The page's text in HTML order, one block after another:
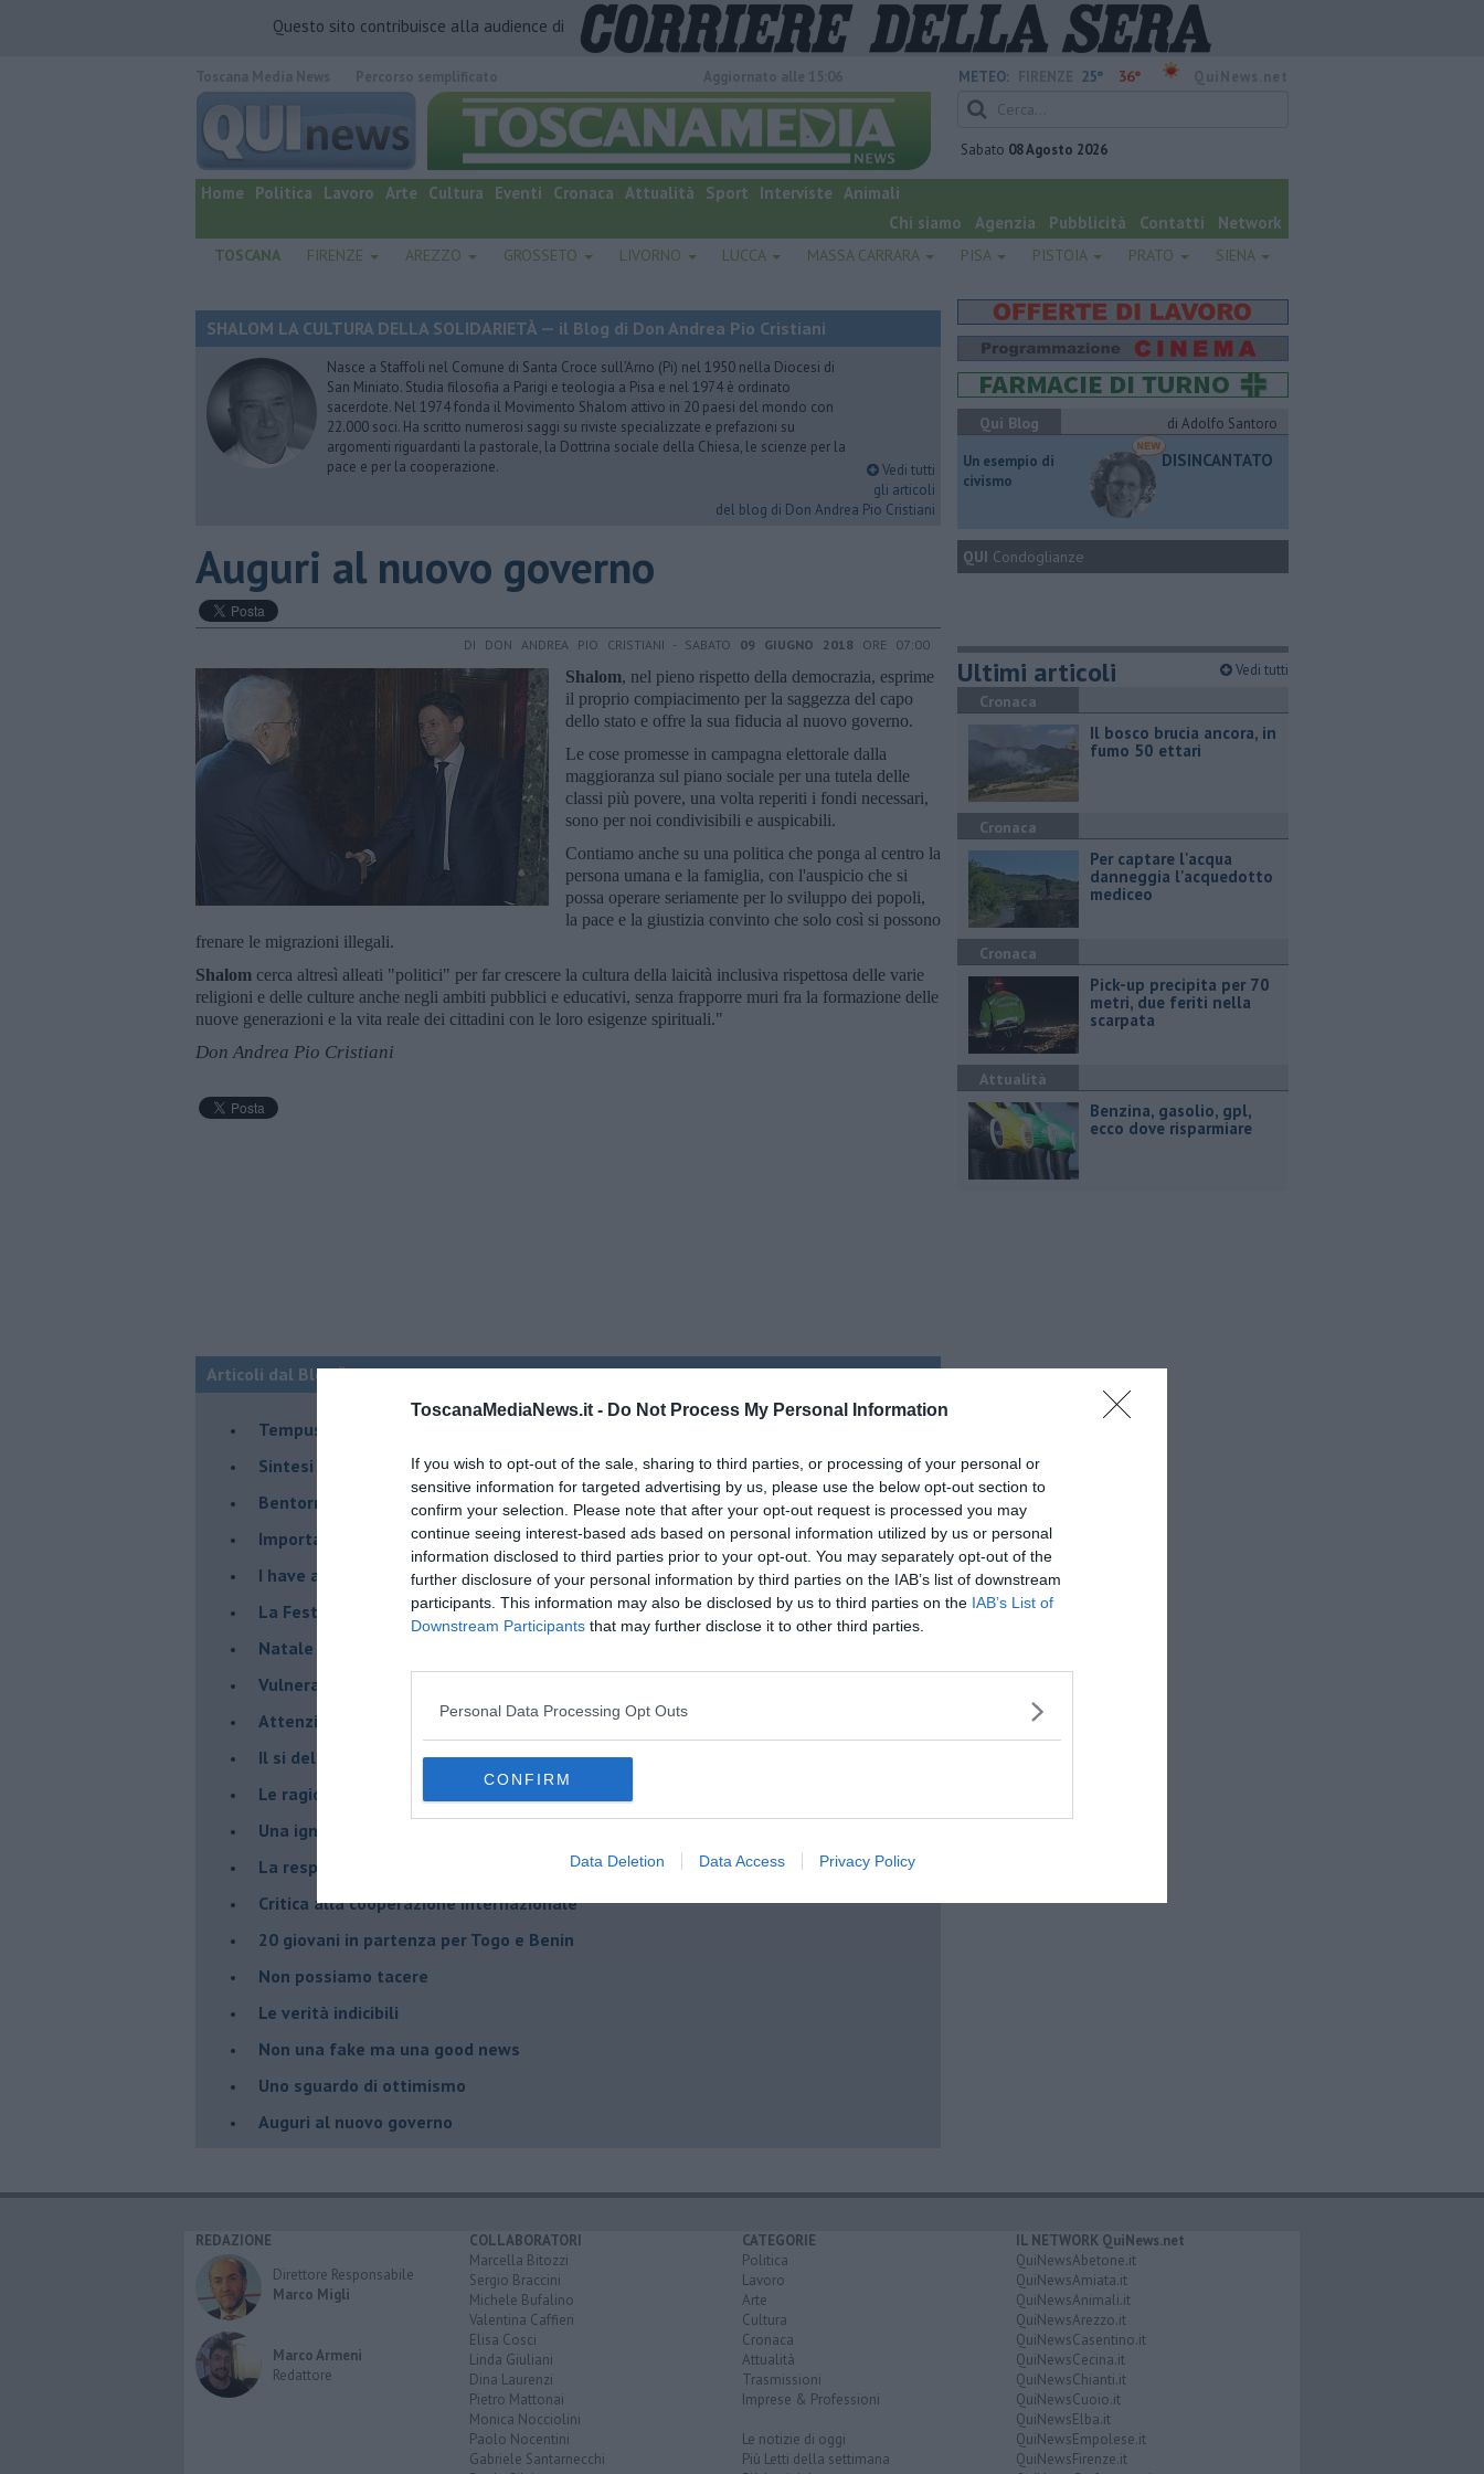
ToscanaMediaNews.it - Do Not Process My Personal Information
If you wish to opt-out of the sale, sharing to third parties, or processing of your personal or
sensitive information for targeted advertising by us, please use the below opt-out section to
confirm your selection. Please note that after your opt-out request is processed you may
continue seeing interest-based ads based on personal information utilized by us or personal
information disclosed to third parties prior to your opt-out. You may separately opt-out of the
further disclosure of your personal information by third parties on the IAB’s list of downstream
participants. This information may also be disclosed by us to third parties on the IAB’s List of
Downstream Participants that may further disclose it to other third parties.
Personal Data Processing Opt Outs
CONFIRM
Data Deletion Data Access Privacy Policy
Questo sito contribuisce alla audience di
quotidiano online.
METEO: 25° 36°
Sabato 08 Agosto 2026
Home Politica Lavoro Arte Cultura Eventi Cronaca Attualità Sport Interviste Animali
Chi siamo
Agenzia Pubblicità Contatti Network
TOSCANA FIRENZE AREZZO GROSSETO LIVORNO LUCCA MASSA CARRARA PISA PISTOIA PRATO SIENA
SHALOM LA CULTURA DELLA SOLIDARIETÀ — il Blog di Don Andrea Pio Cristiani
Nasce a Staffoli nel Comune di Santa Croce sull’Arno (Pi) nel 1950 nella Diocesi di
San Miniato. Studia filosofia a Parigi e teologia a Pisa e nel 1974 è ordinato
sacerdote. Nel 1974 fonda il Movimento Shalom attivo in 20 paesi del mondo con
22.000 soci. Ha scritto numerosi saggi su riviste specializzate e prefazioni su
argomenti riguardanti la pastorale, la Dottrina sociale della Chiesa, le scienze per la
pace e per la cooperazione.
Vedi tutti
gli articoli
del blog di Don Andrea Pio Cristiani
Auguri al nuovo governo
DI DON ANDREA PIO CRISTIANI - SABATO 09 GIUGNO 2018 ORE 07:00
Shalom, nel pieno rispetto della democrazia, esprime
il proprio compiacimento per la saggezza del capo
dello stato e offre la sua fiducia al nuovo governo.
Le cose promesse in campagna elettorale dalla
maggioranza sul piano sociale per una tutela delle
classi più povere, una volta reperiti i fondi necessari,
sono per noi condivisibili e auspicabili.
Contiamo anche su una politica che ponga al centro la
persona umana e la famiglia, con l'auspicio che si
possa operare seriamente per lo sviluppo dei popoli,
la pace e la giustizia convinto che solo così si possono
frenare le migrazioni illegali.
Shalom cerca altresì alleati "politici" per far crescere la cultura della laicità inclusiva rispettosa delle varie
religioni e delle culture anche negli ambiti pubblici e educativi, senza frapporre muri fra la formazione delle
nuove generazioni e la vita reale dei cittadini con le loro esigenze spirituali."
Don Andrea Pio Cristiani
Articoli dal Blog “Shalom La Cultura della Solidarietà” di Don Andrea Pio Cristiani
​Tempus fugit
​Sintesi di un viaggio nel mondo dell'odio
Bentornato Presidente...
Importante è distrarre
​I have a Dream
La Festa della Mondialità
Natale e covid 19
Vulnerabilità e paura
Attenzione al laicismo
Il si del Papa alle unioni civili per per le coppie omosessuali
Le ragioni della politica
​Una ignobile confessione, per un costume che mi tormenta
La responsabilità politica
Critica alla cooperazione internazionale
20 giovani in partenza per Togo e Benin
​Non possiamo tacere
​Le verità indicibili
Non una fake ma una good news
Uno sguardo di ottimismo
Auguri al nuovo governo
Qui Blog
di Adolfo Santoro
​Un esempio di
civismo
DISINCANTATO
QUI Condoglianze
Ultimi articoli Vedi tutti
Cronaca
Il bosco brucia ancora, in
fumo 50 ettari
Cronaca
Per captare l'acqua
danneggia l'acquedotto
mediceo
Cronaca
Pick-up precipita per 70
metri, due feriti nella
scarpata
Attualità
​Benzina, gasolio, gpl,
ecco dove risparmiare
REDAZIONE
Direttore Responsabile
Marco Migli
Marco Armeni
Redattore
COLLABORATORI
Marcella Bitozzi
Sergio Braccini
Michele Bufalino
Valentina Caffieri
Elisa Cosci
Linda Giuliani
Dina Laurenzi
Pietro Mattonai
Monica Nocciolini
Paolo Nocentini
Gabriele Santarnecchi
CATEGORIE
Politica
Lavoro
Arte
Cultura
Cronaca
Attualità
Trasmissioni
Imprese & Professioni
Le notizie di oggi
Più Letti della settimana
IL NETWORK QuiNews.net
QuiNewsAbetone.it
QuiNewsAmiata.it
QuiNewsAnimali.it
QuiNewsArezzo.it
QuiNewsCasentino.it
QuiNewsCecina.it
QuiNewsChianti.it
QuiNewsCuoio.it
QuiNewsElba.it
QuiNewsEmpolese.it
QuiNewsFirenze.it